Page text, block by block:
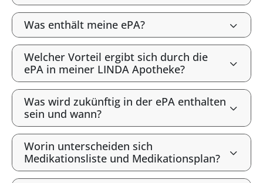
Was enthält meine ePA?
Welcher Vorteil ergibt sich durch die
ePA in meiner LINDA Apotheke?
Was wird zukünftig in der ePA enthalten
sein und wann?
Worin unterscheiden sich
Medikationsliste und Medikationsplan?